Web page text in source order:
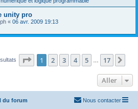
unity pro
« 06 avr. 2009 19:13
Page 1sur17
1 2 3 4 5 17
Aller
du forum Nous contacter